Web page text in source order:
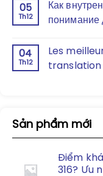
05
Th12
Как
понимание
04
Th12
Les
Sản phẩm mới
Điểm
316? Ưu